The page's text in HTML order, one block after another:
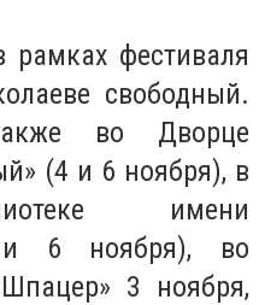
рамках фестиваля
свободный.
во Дворце
(4 и 6 ноября), в
имени
и 6 ноября), во
3 ноября,